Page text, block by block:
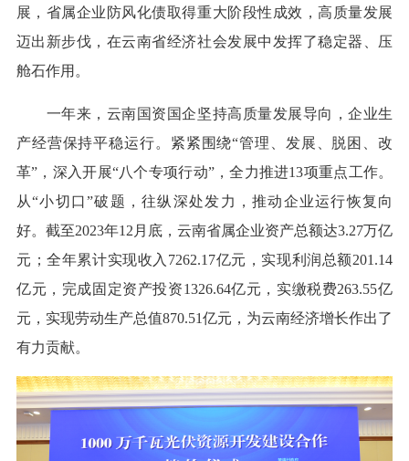
展，省属企业防风化债取得重大阶段性成效，高质量发展
迈出新步伐，在云南省经济社会发展中发挥了稳定器、压
舱石作用。
一年来，云南国资国企坚持高质量发展导向，企业生
产经营保持平稳运行。紧紧围绕“管理、发展、脱困、改
革”，深入开展“八个专项行动”，全力推进13项重点工作。
从“小切口”破题，往纵深处发力，推动企业运行恢复向
好。截至2023年12月底，云南省属企业资产总额达3.27万亿
元；全年累计实现收入7262.17亿元，实现利润总额201.14
亿元，完成固定资产投资1326.64亿元，实缴税费263.55亿
元，实现劳动生产总值870.51亿元，为云南经济增长作出了
有力贡献。